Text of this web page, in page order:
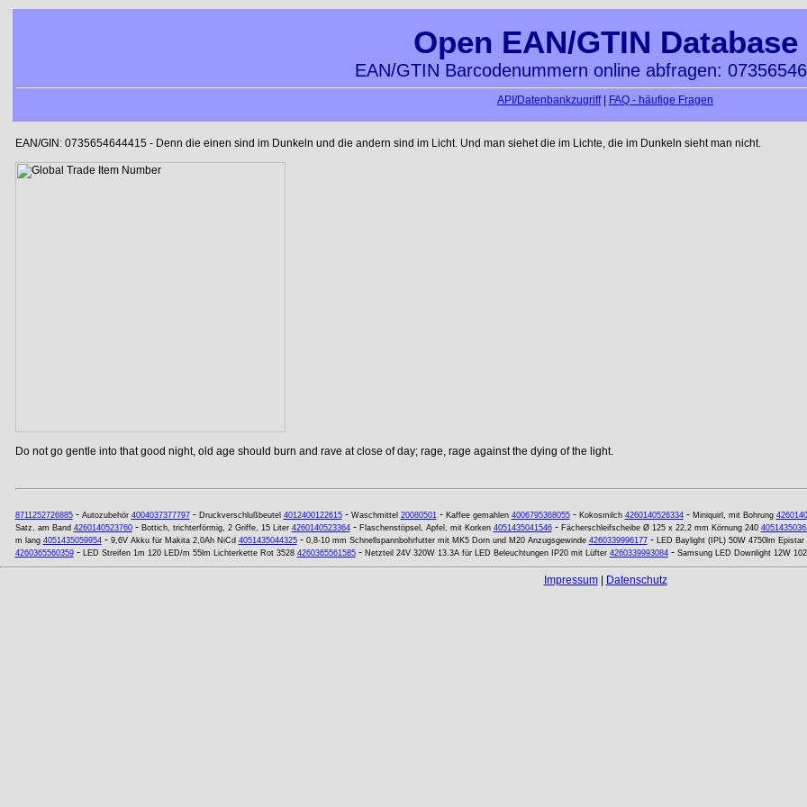
Open EAN/GTIN Database
EAN/GTIN Barcodenummern online abfragen:
API/Datenbankzugriff| FAQ - häufige Fragen
EAN/GIN: 0735654644415 - Denn die einen sind im Dunkeln und die andern sind im Licht. Und man siehet die im Lichte, die im Dunkeln sieht man nicht.
Do not go gentle into that good night, old age should burn and rave at close of day; rage, rage against the dying of the light.
8711252726885- Autozubehör 4004037377797- Druckverschlußbeutel 4012400122615- Waschmittel 20080501- Kaffee gemahlen 4006795368055- Kokosmilch 4260140526334- Miniquirl, mit Bohrung
Satz, am Band 4260140523760- Bottich, trichterförmig, 2 Griffe, 15 Liter 4260140523364- Flaschenstöpsel, Apfel, mit Korken 4051435041546- Fächerschleifscheibe Ø 125 x 22,2 mm Körnung 240
m lang 4051435059954- 9,6V Akku für Makita 2,0Ah NiCd 4051435044325- 0,8-10 mm Schnellspannbohrfutter mit MK5 Dorn und M20 Anzugsgewinde 4260339996177- LED Baylight (IPL) 50W 4750lm
4260365560359- LED Streifen 1m 120 LED/m 55lm Lichterkette Rot 3528 4260365561585- Netzteil 24V 320W 13.3A für LED Beleuchtungen IP20 mit Lüfter 4260339993084- Samsung LED Downlight 12W
Impressum| Datenschutz